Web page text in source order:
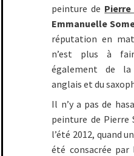
peinture de
Emmanuelle
réputation en
n’est plus à
également de
anglais et du
Il n’y a pas de
peinture de Pierre
l’été 2012, quand
été consacrée par